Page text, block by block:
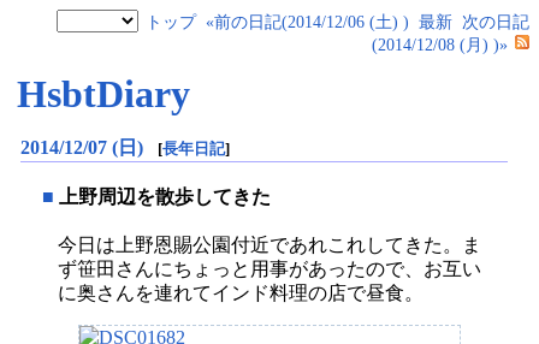
トップ «前の日記(2014/12/06 (土) ) 最新 次の日記
(2014/12/08 (月) )»
HsbtDiary
2014/12/07 (日) [長年日記]
■ 上野周辺を散歩してきた
今日は上野恩賜公園付近であれこれしてきた。ま
ず笹田さんにちょっと用事があったので、お互い
に奥さんを連れてインド料理の店で昼食。